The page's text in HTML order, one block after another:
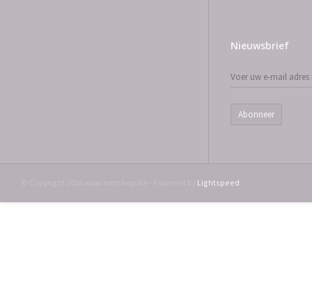
Nieuwsbrief
Abonneer
Lightspeed